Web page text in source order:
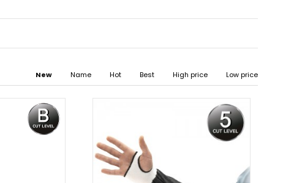
New Name Hot Best High price Low price